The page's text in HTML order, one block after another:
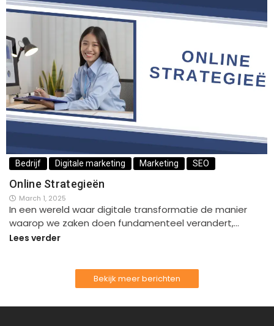
Bedrijf Digitale marketing Marketing SEO
Online Strategieën
March 1, 2025
In een wereld waar digitale transformatie de manier
waarop we zaken doen fundamenteel verandert,…
Lees verder
Bekijk meer berichten